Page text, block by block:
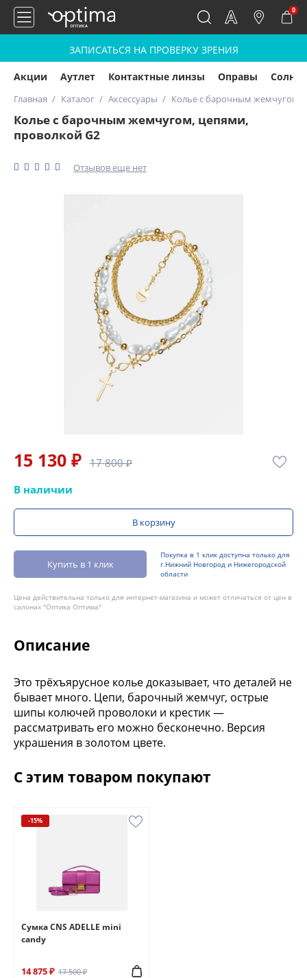
0
ЗАПИСАТЬСЯ НА ПРОВЕРКУ ЗРЕНИЯ
Акции Аутлет Контактные линзы Оправы
Главная Каталог Аксессуары Колье с барочным жемчугом,
Колье с барочным жемчугом, цепями,
проволкой G2
Отзывов еще нет
15 130 ₽ 17 800 ₽
В наличии
В корзину
Купить в 1 клик
Покупка в 1 клик доступна только для
г.Нижний Новгород и Нижегородской
области
Цена действительна только для интернет-магазина и может отличаться от цен в
салонах "Оптика Оптима"
Описание
Это трёхъярусное колье доказывает, что деталей не
бывает много. Цепи, барочный жемчуг, острые
шипы колючей проволоки и крестик —
рассматривать его можно бесконечно. Версия
украшения в золотом цвете.
С этим товаром покупают
-15%
Сумка CNS ADELLE mini
candy
14 875 ₽ 17 500 ₽